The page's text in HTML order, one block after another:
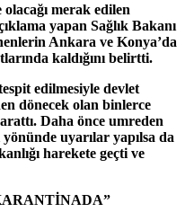
merak edilen
yapan Sağlık Bakanı
Ankara ve Konya’da
kaldığını belirtti.
edilmesiyle devlet
dönecek olan binlerce
Daha önce umreden
uyarılar yapılsa da
harekete geçti ve